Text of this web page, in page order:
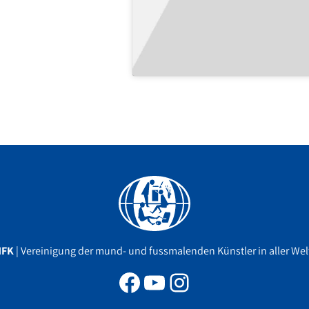
| Vereinigung der mund- und fussmalenden Künstler in aller
Facebook
YouTube
Instagram